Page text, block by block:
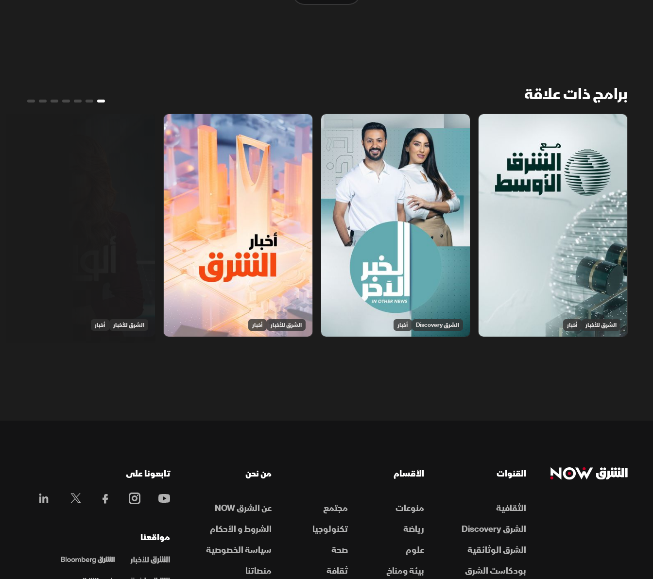
برامج ذات علاقة
مع الشرق الأوسط
الشرق للأخبار أخبار
الخبر الآخر
الشرق Discovery أخبار
أخبار الشرق
الشرق للأخبار أخبار الشرق للأخبار أخبار
القنوات
الثقافية
الشرق Discovery
الشرق الوثائقية
بودكاست الشرق
الأقسام
منوعات
مجتمع
رياضة
تكنولوجيا
علوم
صحة
بيئة ومناخ
ثقافة
من نحن
عن الشرق NOW
الشروط و الأحكام
سياسة الخصوصية
منصاتنا
تابعونا على
مواقعنا